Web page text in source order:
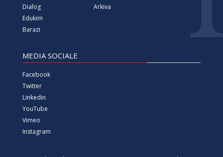
Dialog
Edukim
Barazi
Arkiva
MEDIA SOCIALE
Facebook
Twitter
Linkedin
YouTube
Vimeo
Instagram